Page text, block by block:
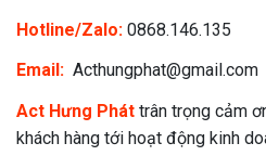
Hotline/Zalo: 0868.146.135
Email: Acthungphat@gmail.com
Act Hưng Phát trân trọng cảm
khách hàng tới hoạt động kinh